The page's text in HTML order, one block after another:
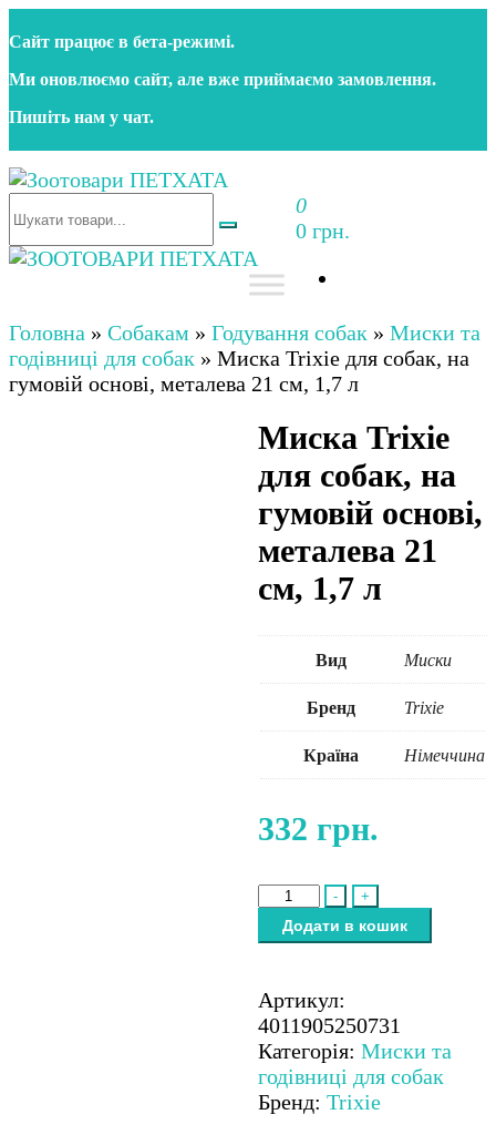
до
контенту
Сайт працює в бета‑режимі.
Ми оновлюємо сайт, але вже приймаємо замовлення.
Пишіть нам у чат.
Зоотовари ПЕТХАТА
Зоомагазин для собак та котів | Корм, іграшки,
аксесуари та догляд за тваринами. Доставка по
0
0 грн.
аксесуари та догляд за тваринами. Доставка по
Україні
Головна » Собакам » Годування собак » Миски та
годівниці для собак » Миска Trixie для собак, на
гумовій основі, металева 21 см, 1,7 л
Миска Trixie
для собак, на
гумовій основі,
металева 21
см, 1,7 л
Вид Миски
Бренд Trixie
Країна Німеччина
332 грн.
-
Миска
Trixie
для
на
гумовій
основі,
металева
21
см,
+
Додати в кошик
Артикул:
4011905250731
Категорія: Миски та
годівниці для собак
Бренд: Trixie